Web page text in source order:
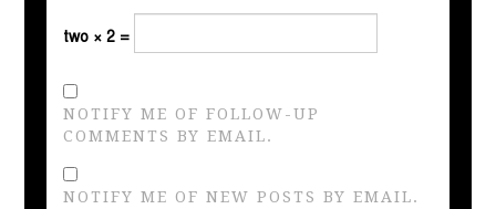
two × 2 =
NOTIFY ME OF FOLLOW-UP
COMMENTS BY EMAIL.
NOTIFY ME OF NEW POSTS BY EMAIL.